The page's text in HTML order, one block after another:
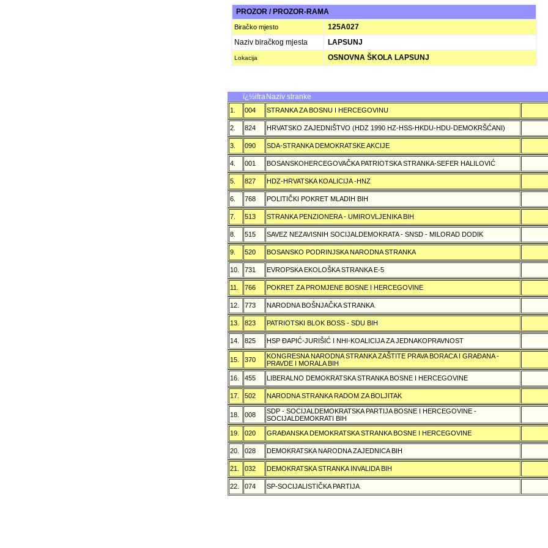
PROZOR / PROZOR-RAMA
Biračko mjesto
125A027
Naziv biračkog mjesta
LAPSUNJ
Lokacija OSNOVNA ŠKOLA LAPSUNJ
ï¿½ifra Naziv stranke
1. 004 STRANKA ZA BOSNU I HERCEGOVINU
2. 824 HRVATSKO ZAJEDNIŠTVO (HDZ 1990 HZ-HSS-HKDU-HDU-DEMOKRŠĆANI)
3. 090 SDA-STRANKA DEMOKRATSKE AKCIJE
4. 001 BOSANSKOHERCEGOVAČKA PATRIOTSKA STRANKA-SEFER HALILOVIĆ
5. 827 HDZ-HRVATSKA KOALICIJA -HNZ
6. 768 POLITIČKI POKRET MLADIH BIH
7. 513 STRANKA PENZIONERA - UMIROVLJENIKA BIH
8. 515 SAVEZ NEZAVISNIH SOCIJALDEMOKRATA - SNSD - MILORAD DODIK
9. 520 BOSANSKO PODRINJSKA NARODNA STRANKA
10. 731 EVROPSKA EKOLOŠKA STRANKA E-5
11. 766 POKRET ZA PROMJENE BOSNE I HERCEGOVINE
12. 773 NARODNA BOŠNJAČKA STRANKA
13. 823 PATRIOTSKI BLOK BOSS - SDU BIH
14. 825 HSP ÐAPIĆ-JURIŠIĆ I NHI-KOALICIJA ZA JEDNAKOPRAVNOST
15. 370
KONGRESNA NARODNA STRANKA ZAŠTITE PRAVA BORACA I GRAÐANA -
PRAVDE I MORALA BIH
16. 455 LIBERALNO DEMOKRATSKA STRANKA BOSNE I HERCEGOVINE
17. 502 NARODNA STRANKA RADOM ZA BOLJITAK
18. 008
SDP - SOCIJALDEMOKRATSKA PARTIJA BOSNE I HERCEGOVINE -
SOCIJALDEMOKRATI BIH
19. 020 GRAÐANSKA DEMOKRATSKA STRANKA BOSNE I HERCEGOVINE
20. 028 DEMOKRATSKA NARODNA ZAJEDNICA BIH
21. 032 DEMOKRATSKA STRANKA INVALIDA BIH
22. 074 SP-SOCIJALISTIČKA PARTIJA